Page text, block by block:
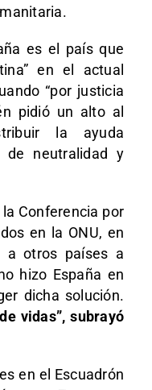
es el país que
en el actual
“por justicia
pidió un alto al
la ayuda
de neutralidad y
Conferencia por
en la ONU, en
a otros países a
hizo España en
dicha solución.
vidas”, subrayó
en el Escuadrón